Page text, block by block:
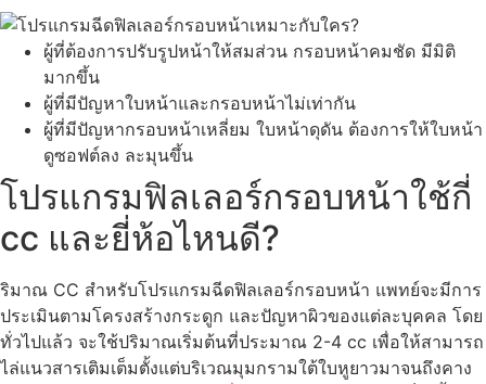
ผู้ที่ต้องการปรับรูปหน้าให้สมส่วน กรอบหน้าคมชัด มีมิติ
มากขึ้น
ผู้ที่มีปัญหาใบหน้าและกรอบหน้าไม่เท่ากัน
ผู้ที่มีปัญหากรอบหน้าเหลี่ยม ใบหน้าดุดัน ต้องการให้ใบหน้า
ดูซอฟต์ลง ละมุนขึ้น
โปรแกรมฟิลเลอร์กรอบหน้าใช้กี่
cc และยี่ห้อไหนดี?
ริมาณ CC สำหรับโปรแกรมฉีดฟิลเลอร์กรอบหน้า แพทย์จะมีการ
ประเมินตามโครงสร้างกระดูก และปัญหาผิวของแต่ละบุคคล โดย
ทั่วไปแล้ว จะใช้ปริมาณเริ่มต้นที่ประมาณ 2-4 cc เพื่อให้สามารถ
ไล่แนวสารเติมเต็มตั้งแต่บริเวณมุมกรามใต้ใบหูยาวมาจนถึงคาง